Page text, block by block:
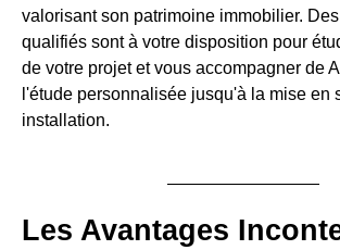
valorisant son patrimoine immobilier.
qualifiés sont à votre disposition pour
de votre projet et vous accompagner de
l'étude personnalisée jusqu'à la mise en
installation.
Les Avantages